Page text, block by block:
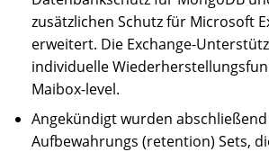
zusätzlichen Schutz für Microsoft
erweitert. Die Exchange-
individuelle
Maibox-level.
Angekündigt wurden
Aufbewahrungs (retention) Sets,